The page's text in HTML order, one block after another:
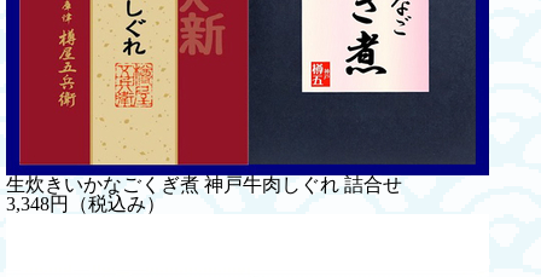
生炊きいかなごくぎ煮 神戸牛肉しぐれ 詰合せ
3,348円（税込み）